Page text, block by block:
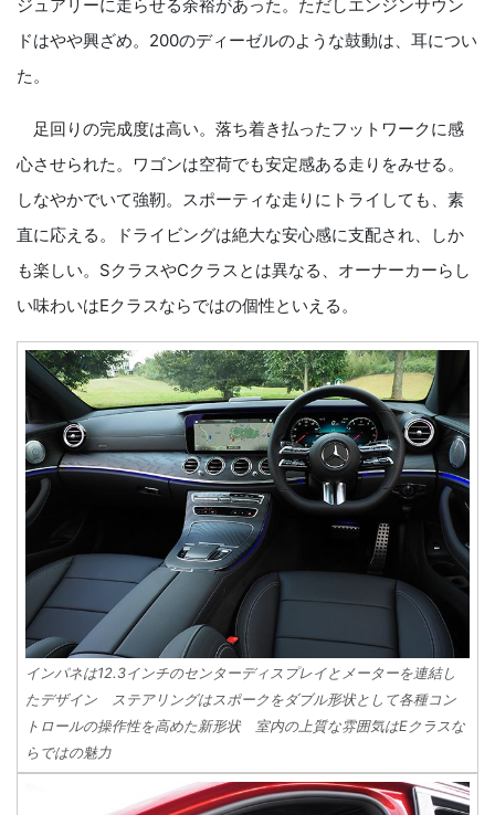
ジュアリーに走らせる余裕があった。ただしエンジンサウン
ドはやや興ざめ。200のディーゼルのような鼓動は、耳につい
た。
足回りの完成度は高い。落ち着き払ったフットワークに感
心させられた。ワゴンは空荷でも安定感ある走りをみせる。
しなやかでいて強靭。スポーティな走りにトライしても、素
直に応える。ドライビングは絶大な安心感に支配され、しか
も楽しい。SクラスやCクラスとは異なる、オーナーカーらし
い味わいはEクラスならではの個性といえる。
インパネは12.3インチのセンターディスプレイとメーターを連結し
たデザイン ステアリングはスポークをダブル形状として各種コン
トロールの操作性を高めた新形状 室内の上質な雰囲気はEクラスな
らではの魅力